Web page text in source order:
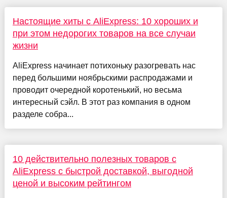
Настоящие хиты с AliExpress: 10 хороших и
при этом недорогих товаров на все случаи
жизни
AliExpress начинает потихоньку разогревать нас
перед большими ноябрьскими распродажами и
проводит очередной коротенький, но весьма
интересный сэйл. В этот раз компания в одном
разделе собра...
10 действительно полезных товаров с
AliExpress с быстрой доставкой, выгодной
ценой и высоким рейтингом